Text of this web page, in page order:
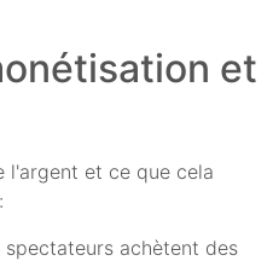
et
l'argent et ce que cela
spectateurs achètent des